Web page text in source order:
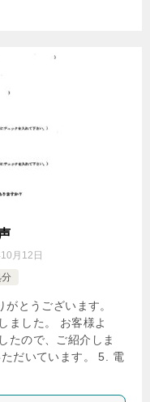
月12日
とうございます。
ました。 お客様よ
たので、ご紹介しま
だいています。 5. 電